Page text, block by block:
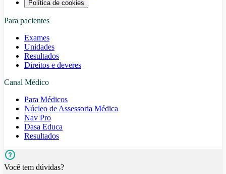
Política de cookies
Para pacientes
Exames
Unidades
Resultados
Direitos e deveres
Canal Médico
Para Médicos
Núcleo de Assessoria Médica
Nav Pro
Dasa Educa
Resultados
Você tem dúvidas?